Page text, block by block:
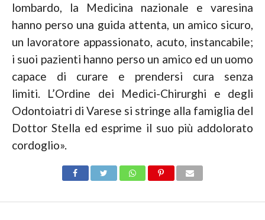
lombardo, la Medicina nazionale e varesina
hanno perso una guida attenta, un amico sicuro,
un lavoratore appassionato, acuto, instancabile;
i suoi pazienti hanno perso un amico ed un uomo
capace di curare e prendersi cura senza
limiti. L’Ordine dei Medici-Chirurghi e degli
Odontoiatri di Varese si stringe alla famiglia del
Dottor Stella ed esprime il suo più addolorato
cordoglio».